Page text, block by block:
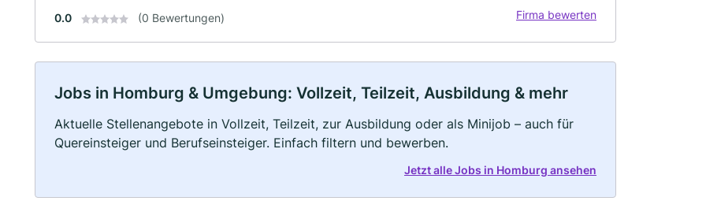
0.0 (0 Bewertungen) Firma bewerten
Jobs in Homburg & Umgebung: Vollzeit, Teilzeit, Ausbildung & mehr
Aktuelle Stellenangebote in Vollzeit, Teilzeit, zur Ausbildung oder als Minijob – auch für
Quereinsteiger und Berufseinsteiger. Einfach filtern und bewerben.
Jetzt alle Jobs in Homburg ansehen